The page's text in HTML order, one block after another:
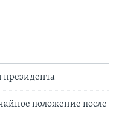
президента
положение после